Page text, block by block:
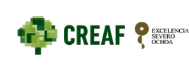
contenido
principal